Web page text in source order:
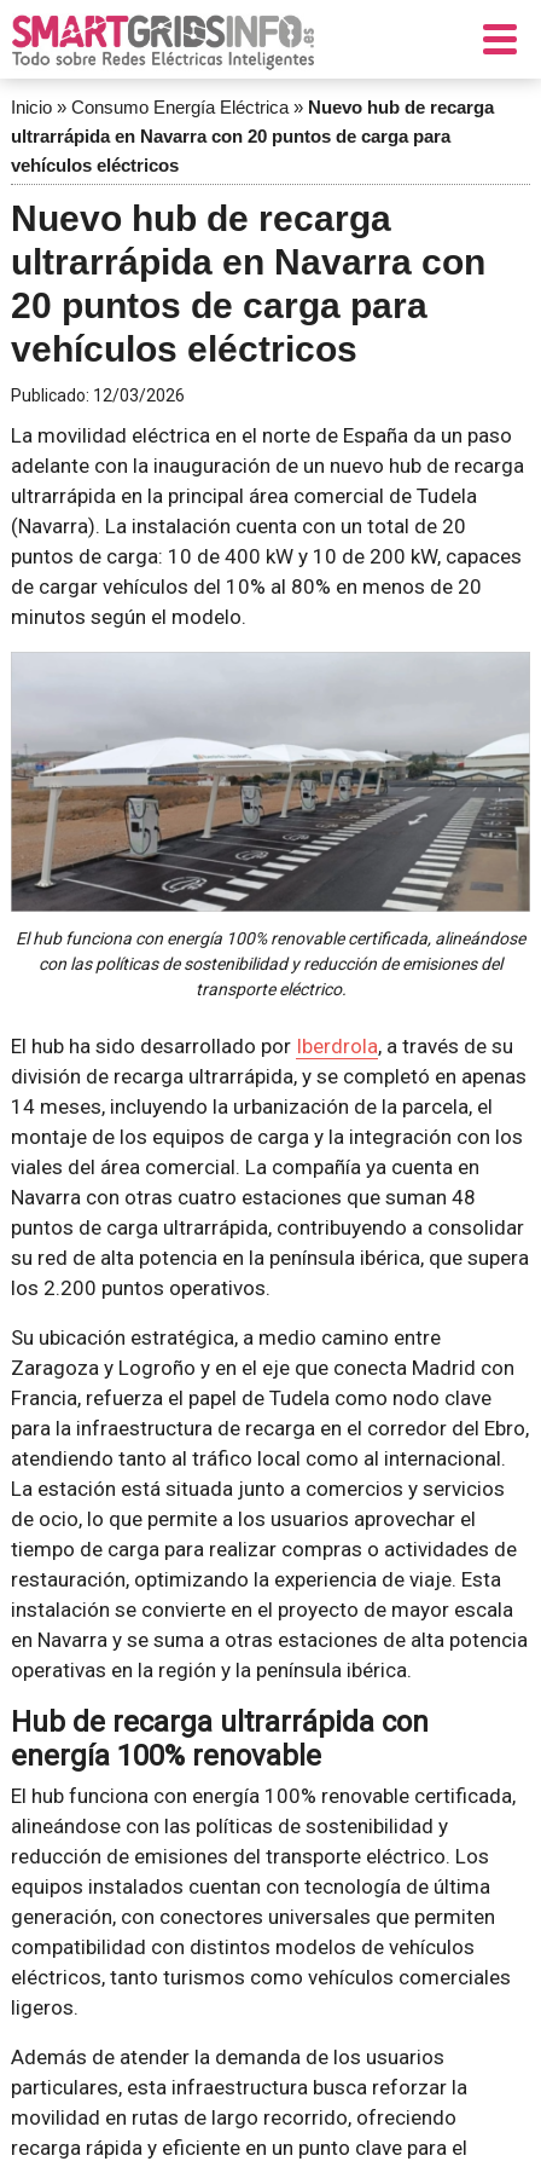
Inicio» Consumo Energía Eléctrica» Nuevo hub de recarga
ultrarrápida en Navarra con 20 puntos de carga para
vehículos eléctricos
Nuevo hub de recarga
ultrarrápida en Navarra con
20 puntos de carga para
vehículos eléctricos
Publicado: 12/03/2026
La movilidad eléctrica en el norte de España da un paso
adelante con la inauguración de un nuevo hub de recarga
ultrarrápida en la principal área comercial de Tudela
(Navarra). La instalación cuenta con un total de 20
puntos de carga: 10 de 400 kW y 10 de 200 kW, capaces
de cargar vehículos del 10% al 80% en menos de 20
minutos según el modelo.
El hub funciona con energía 100% renovable certificada, alineándose
con las políticas de sostenibilidad y reducción de emisiones del
transporte eléctrico.
El hub ha sido desarrollado por Iberdrola, a través de su
división de recarga ultrarrápida, y se completó en apenas
14 meses, incluyendo la urbanización de la parcela, el
montaje de los equipos de carga y la integración con los
viales del área comercial. La compañía ya cuenta en
Navarra con otras cuatro estaciones que suman 48
puntos de carga ultrarrápida, contribuyendo a consolidar
su red de alta potencia en la península ibérica, que supera
los 2.200 puntos operativos.
Su ubicación estratégica, a medio camino entre
Zaragoza y Logroño y en el eje que conecta Madrid con
Francia, refuerza el papel de Tudela como nodo clave
para la infraestructura de recarga en el corredor del Ebro,
atendiendo tanto al tráfico local como al internacional.
La estación está situada junto a comercios y servicios
de ocio, lo que permite a los usuarios aprovechar el
tiempo de carga para realizar compras o actividades de
restauración, optimizando la experiencia de viaje. Esta
instalación se convierte en el proyecto de mayor escala
en Navarra y se suma a otras estaciones de alta potencia
operativas en la región y la península ibérica.
Hub de recarga ultrarrápida con
energía 100% renovable
El hub funciona con energía 100% renovable certificada,
alineándose con las políticas de sostenibilidad y
reducción de emisiones del transporte eléctrico. Los
equipos instalados cuentan con tecnología de última
generación, con conectores universales que permiten
compatibilidad con distintos modelos de vehículos
eléctricos, tanto turismos como vehículos comerciales
ligeros.
Además de atender la demanda de los usuarios
particulares, esta infraestructura busca reforzar la
movilidad en rutas de largo recorrido, ofreciendo
recarga rápida y eficiente en un punto clave para el